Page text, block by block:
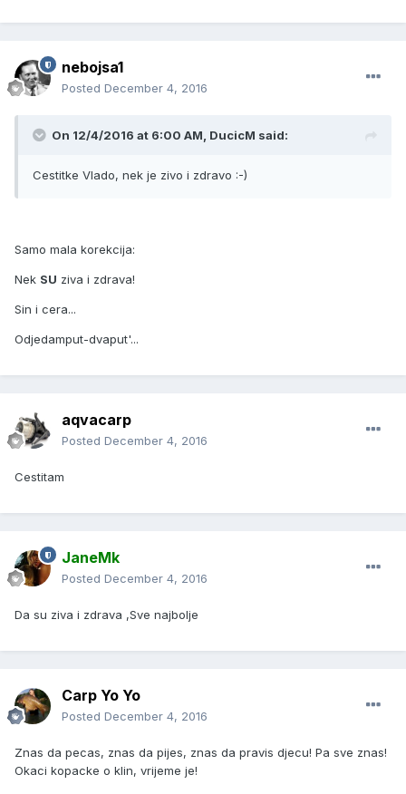
nebojsa1
Posted December 4, 2016
On 12/4/2016 at 6:00 AM, DucicM said:
Cestitke Vlado, nek je zivo i zdravo :-)
Samo mala korekcija:
Nek SU ziva i zdrava!
Sin i cera...
Odjedamput-dvaput'...
aqvacarp
Posted December 4, 2016
Cestitam
JaneMk
Posted December 4, 2016
Da su ziva i zdrava ,Sve najbolje
Carp Yo Yo
Posted December 4, 2016
Znas da pecas, znas da pijes, znas da pravis djecu! Pa sve znas!
Okaci kopacke o klin, vrijeme je!